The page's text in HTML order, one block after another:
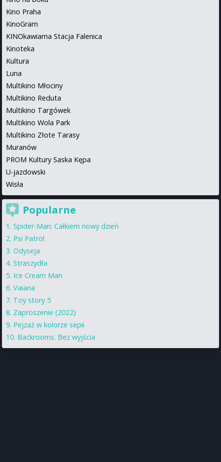
Kino Praha
KinoGram
KINOkawiarna Stacja Falenica
Kinoteka
Kultura
Luna
Multikino Młociny
Multikino Reduta
Multikino Targówek
Multikino Wola Park
Multikino Złote Tarasy
Muranów
PROM Kultury Saska Kępa
U-jazdowski
Wisła
Popularne
Spider-Man: Całkiem nowy dzień
Psi Patrol
Odyseja
Straszydła
Ice Cream Man
Vaiana
Toy story 5
Zaproszenie (2022)
Pejzaż w kolorze sepii
Backrooms. Bez wyjścia